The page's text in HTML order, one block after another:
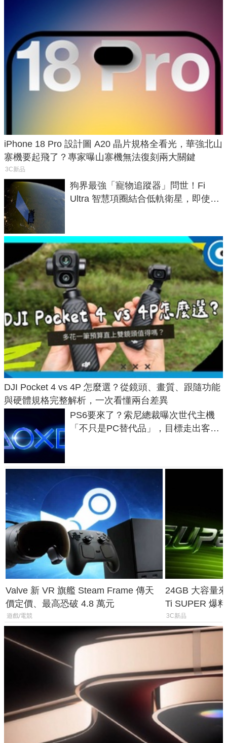
iPhone 18 Pro 設計圖 A20 晶片規格全看光，華強北山
寨機要起飛了？專家曝山寨機無法復刻兩大關鍵
3C新品
狗界最強「寵物追蹤器」問世！Fi
Ultra 智慧項圈結合低軌衛星，即使在
DJI Pocket 4 vs 4P 怎麼選？從鏡頭、畫質、跟隨功能
與硬體規格完整解析，一次看懂兩台差異
PS6要來了？索尼總裁曝次世代主機
「不只是PC替代品」，目標走出客
Valve 新 VR 旗艦 Steam Frame 傳天
價定價、最高恐破 4.8 萬元
遊戲/電競
24GB 大容量
Ti SUPER 爆
上市時間
3C新品